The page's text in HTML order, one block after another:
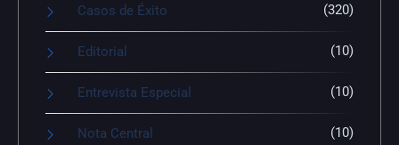
Casos de Éxito (320)
Editorial (10)
Entrevista Especial (10)
Nota Central (10)